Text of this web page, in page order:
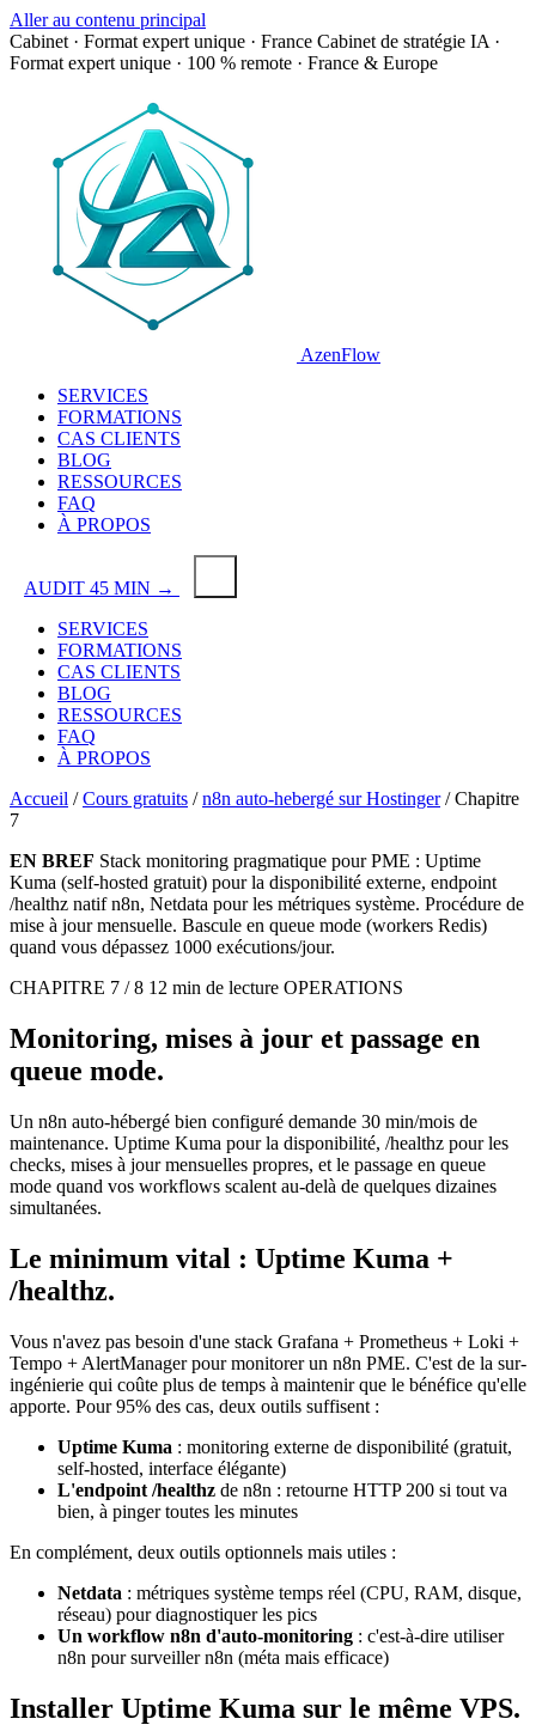
Aller au contenu principal
Cabinet · Format expert unique · France Cabinet de stratégie IA ·
Format expert unique · 100 % remote · France & Europe
AzenFlow
SERVICES
FORMATIONS
CAS CLIENTS
BLOG
RESSOURCES
FAQ
À PROPOS
AUDIT 45 MIN →
SERVICES
FORMATIONS
CAS CLIENTS
BLOG
RESSOURCES
FAQ
À PROPOS
Accueil / Cours gratuits / n8n auto-hebergé sur Hostinger / Chapitre
7
EN BREF Stack monitoring pragmatique pour PME : Uptime
Kuma (self-hosted gratuit) pour la disponibilité externe, endpoint
/healthz natif n8n, Netdata pour les métriques système. Procédure de
mise à jour mensuelle. Bascule en queue mode (workers Redis)
quand vous dépassez 1000 exécutions/jour.
CHAPITRE 7 / 8 12 min de lecture OPERATIONS
Monitoring, mises à jour et passage en
queue mode.
Un n8n auto-hébergé bien configuré demande 30 min/mois de
maintenance. Uptime Kuma pour la disponibilité, /healthz pour les
checks, mises à jour mensuelles propres, et le passage en queue
mode quand vos workflows scalent au-delà de quelques dizaines
simultanées.
Le minimum vital : Uptime Kuma +
/healthz.
Vous n'avez pas besoin d'une stack Grafana + Prometheus + Loki +
Tempo + AlertManager pour monitorer un n8n PME. C'est de la sur-
ingénierie qui coûte plus de temps à maintenir que le bénéfice qu'elle
apporte. Pour 95% des cas, deux outils suffisent :
Uptime Kuma : monitoring externe de disponibilité (gratuit,
self-hosted, interface élégante)
L'endpoint /healthz de n8n : retourne HTTP 200 si tout va
bien, à pinger toutes les minutes
En complément, deux outils optionnels mais utiles :
Netdata : métriques système temps réel (CPU, RAM, disque,
réseau) pour diagnostiquer les pics
Un workflow n8n d'auto-monitoring : c'est-à-dire utiliser
n8n pour surveiller n8n (méta mais efficace)
Installer Uptime Kuma sur le même VPS.